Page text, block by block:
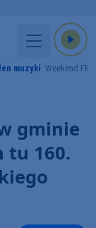
muzyki Weekend FM
gminie
tu 160.